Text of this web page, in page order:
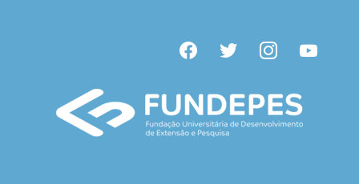
facebooktwitter instagramyoutube